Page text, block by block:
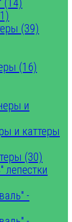
(14)
(39)
(16)
и
и каттеры
(30)
лепестки
-